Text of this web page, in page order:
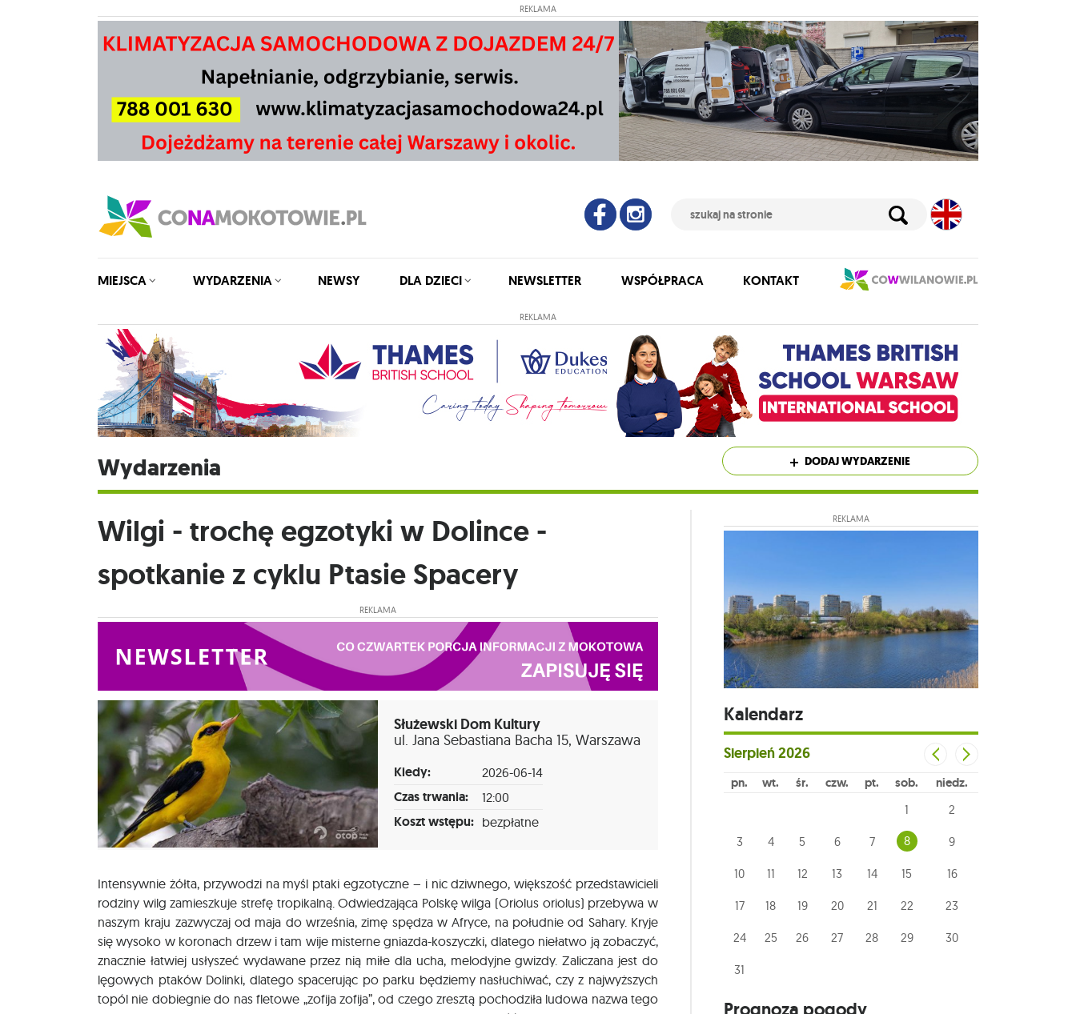
REKLAMA
MIEJSCA WYDARZENIA NEWSY DLA DZIECI NEWSLETTER WSPÓŁPRACA KONTAKT
REKLAMA
Wydarzenia DODAJ WYDARZENIE
Wilgi - trochę egzotyki w Dolince -
spotkanie z cyklu Ptasie Spacery
REKLAMA
Służewski Dom Kultury
ul. Jana Sebastiana Bacha 15, Warszawa
Kiedy: 2026-06-14
Czas trwania: 12:00
Koszt wstępu: bezpłatne
Intensywnie żółta, przywodzi na myśl ptaki egzotyczne – i nic dziwnego, większość przedstawicieli
rodziny wilg zamieszkuje strefę tropikalną. Odwiedzająca Polskę wilga (Oriolus oriolus) przebywa w
naszym kraju zazwyczaj od maja do września, zimę spędza w Afryce, na południe od Sahary. Kryje
się wysoko w koronach drzew i tam wije misterne gniazda-koszyczki, dlatego niełatwo ją zobaczyć,
znacznie łatwiej usłyszeć wydawane przez nią miłe dla ucha, melodyjne gwizdy. Zaliczana jest do
lęgowych ptaków Dolinki, dlatego spacerując po parku będziemy nasłuchiwać, czy z najwyższych
topól nie dobiegnie do nas fletowe „zofija zofija”, od czego zresztą pochodziła ludowa nazwa tego
REKLAMA
Kalendarz
Sierpień2026
pn wt śr czw pt sob niedz
1 2
3 4 5 6 7 8 9
10 11 12 13 14 15 16
17 18 19 20 21 22 23
24 25 26 27 28 29 30
31